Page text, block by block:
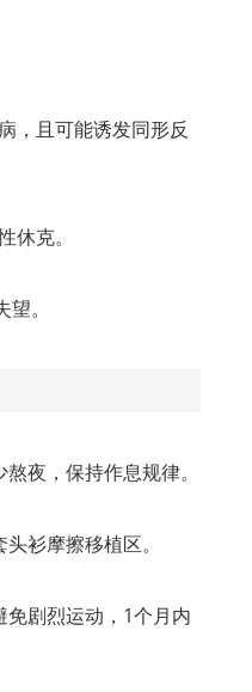
，且可能诱发同形反
克。
。
夜，保持作息规律。
衫摩擦移植区。
剧烈运动，1个月内